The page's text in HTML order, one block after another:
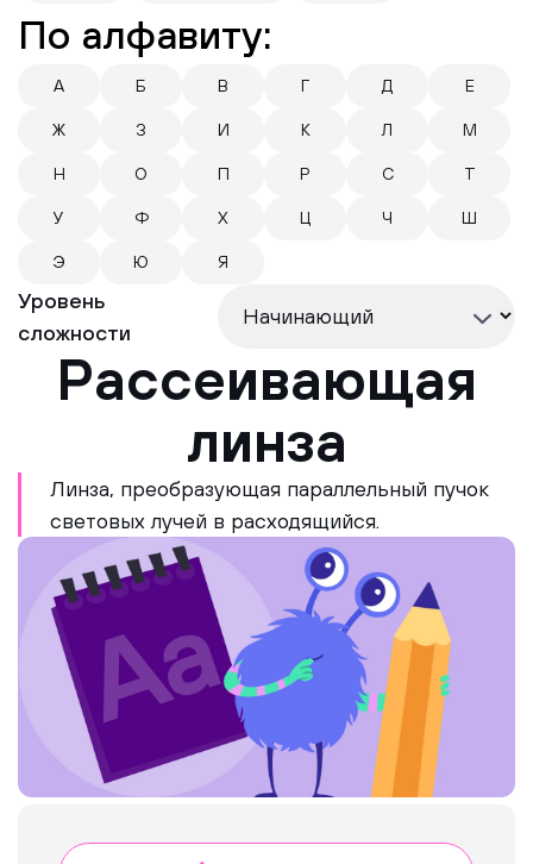
По алфавиту:
А Б В Г Д Е
Ж З И К Л М
Н О П Р С Т
У Ф Х Ц Ч Ш
Э Ю Я
Уровень
сложности
Рассеивающая
линза
Линза, преобразующая параллельный пучок
световых лучей в расходящийся.